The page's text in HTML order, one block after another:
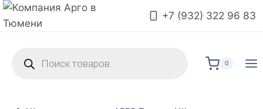
+7 (932) 322 96 83
0